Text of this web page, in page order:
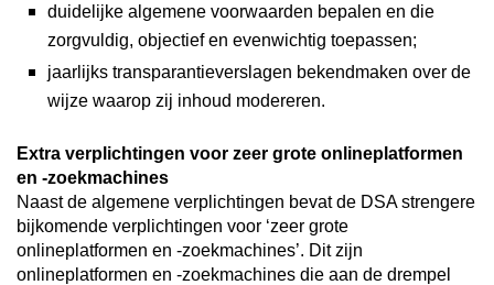
duidelijke algemene voorwaarden bepalen en die
zorgvuldig, objectief en evenwichtig toepassen;
jaarlijks transparantieverslagen bekendmaken over de
wijze waarop zij inhoud modereren.
Extra verplichtingen voor zeer grote onlineplatformen
en -zoekmachines
Naast de algemene verplichtingen bevat de DSA strengere
bijkomende verplichtingen voor ‘zeer grote
onlineplatformen en -zoekmachines’. Dit zijn
onlineplatformen en -zoekmachines die aan de drempel